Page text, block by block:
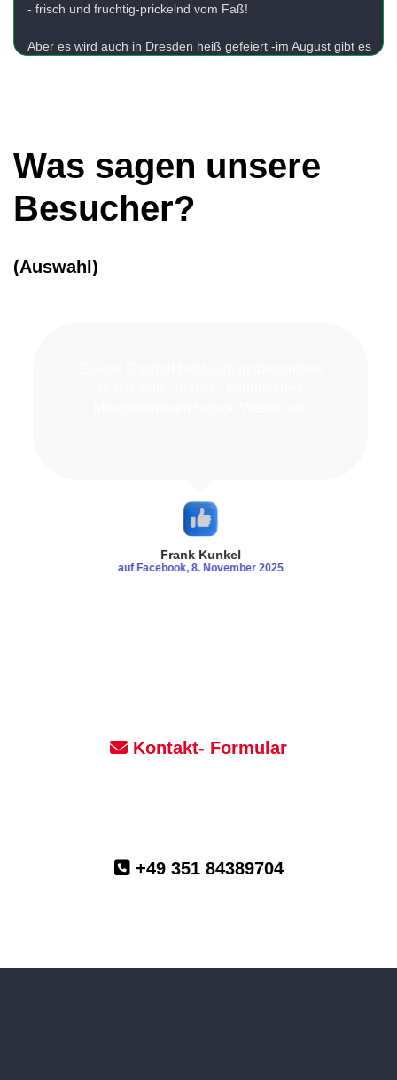
- frisch und fruchtig-prickelnd vom Faß!
Aber es wird auch in Dresden heiß gefeiert -im August gibt es
Was sagen unsere
Besucher?
(Auswahl)
Frank Kunkel
auf Facebook, 8. November 2025
Kontakt- Formular
+49 351 84389704